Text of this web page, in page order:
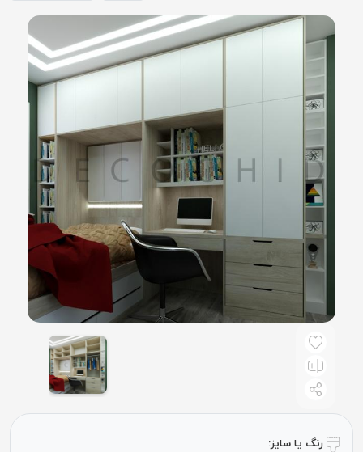
رنگ یا سایز: